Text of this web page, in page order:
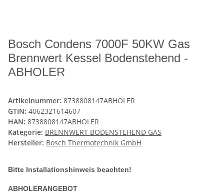
Bosch Condens 7000F 50KW Gas
Brennwert Kessel Bodenstehend -
ABHOLER
Artikelnummer: 8738808147ABHOLER
GTIN: 4062321614607
HAN: 8738808147ABHOLER
Kategorie: BRENNWERT BODENSTEHEND GAS
Hersteller: Bosch Thermotechnik GmbH
Bitte Installationshinweis beachten!
ABHOLERANGEBOT